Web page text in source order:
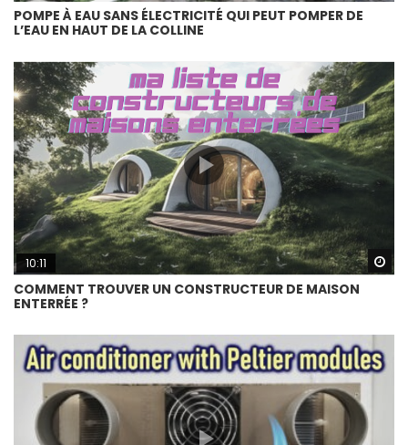
POMPE À EAU SANS ÉLECTRICITÉ QUI PEUT POMPER DE
L’EAU EN HAUT DE LA COLLINE
10:11
COMMENT TROUVER UN CONSTRUCTEUR DE MAISON
ENTERRÉE ?